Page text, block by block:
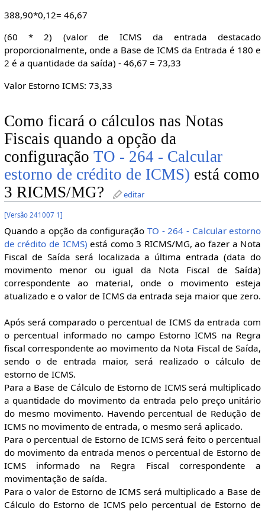
388,90*0,12= 46,67
(60 * 2) (valor de ICMS da entrada destacado
proporcionalmente, onde a Base de ICMS da Entrada é 180 e
2 é a quantidade da saída) - 46,67 = 73,33
Valor Estorno ICMS: 73,33
Como ficará o cálculos nas Notas
Fiscais quando a opção da
configuração TO - 264 - Calcular
estorno de crédito de ICMS) está como
3 RICMS/MG?
editar
[Versão 241007 1 ]
Quando a opção da configuração TO - 264 - Calcular estorno
de crédito de ICMS) está como 3 RICMS/MG, ao fazer a Nota
Fiscal de Saída será localizada a última entrada (data do
movimento menor ou igual da Nota Fiscal de Saída)
correspondente ao material, onde o movimento esteja
atualizado e o valor de ICMS da entrada seja maior que zero.
Após será comparado o percentual de ICMS da entrada com
o percentual informado no campo Estorno ICMS na Regra
fiscal correspondente ao movimento da Nota Fiscal de Saída,
sendo o de entrada maior, será realizado o cálculo de
estorno de ICMS.
Para a Base de Cálculo de Estorno de ICMS será multiplicado
a quantidade do movimento da entrada pelo preço unitário
do mesmo movimento. Havendo percentual de Redução de
ICMS no movimento de entrada, o mesmo será aplicado.
Para o percentual de Estorno de ICMS será feito o percentual
do movimento da entrada menos o percentual de Estorno de
ICMS informado na Regra Fiscal correspondente a
movimentação de saída.
Para o valor de Estorno de ICMS será multiplicado a Base de
Cálculo do Estorno de ICMS pelo percentual de Estorno de